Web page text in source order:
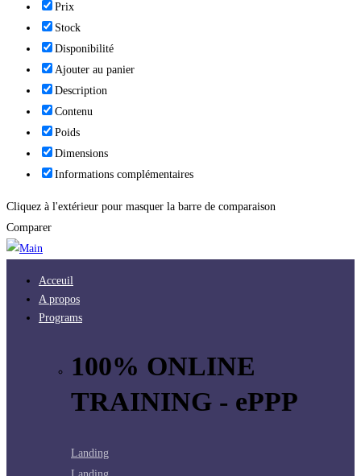
Prix
Stock
Disponibilité
Ajouter au panier
Description
Contenu
Poids
Dimensions
Informations complémentaires
Cliquez à l'extérieur pour masquer la barre de comparaison
Comparer
Acceuil
A propos
Programs
100% ONLINE
TRAINING - ePPP
Landing